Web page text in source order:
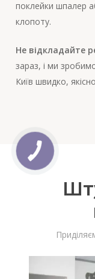
поклейки шпалер
клопоту.
Не відкладайте
зараз, і ми
Київ швидко,